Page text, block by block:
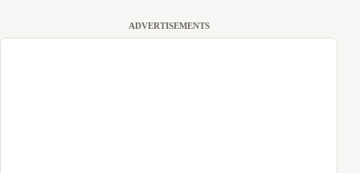
ADVERTISEMENTS